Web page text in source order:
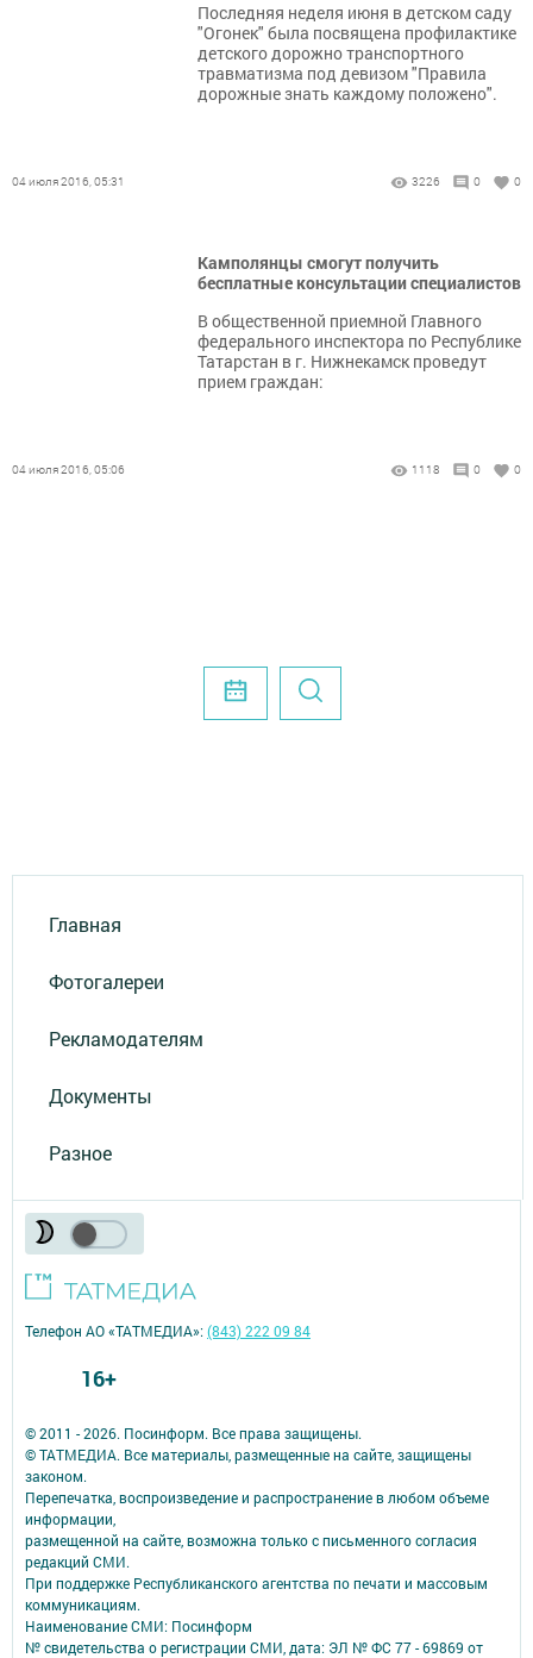
Последняя неделя июня в детском саду
"Огонек" была посвящена профилактике
детского дорожно транспортного
травматизма под девизом "Правила
дорожные знать каждому положено".
04 июля 2016, 05:31 3226 0 0
Камполянцы смогут получить
бесплатные консультации специалистов
В общественной приемной Главного
федерального инспектора по Республике
Татарстан в г. Нижнекамск проведут
прием граждан:
04 июля 2016, 05:06 1118 0 0
Главная
Фотогалереи
Рекламодателям
Документы
Разное
© 2011 - 2026. Посинформ. Все права защищены.
© ТАТМЕДИА. Все материалы, размещенные на сайте, защищены
законом.
Перепечатка, воспроизведение и распространение в любом объеме
информации,
размещенной на сайте, возможна только с письменного согласия
редакций СМИ.
При поддержке Республиканского агентства по печати и массовым
коммуникациям.
Наименование СМИ: Посинформ
№ свидетельства о регистрации СМИ, дата: ЭЛ № ФС 77 - 69869 от
Телефон АО «ТАТМЕДИА»:(843) 222 09 84
16+